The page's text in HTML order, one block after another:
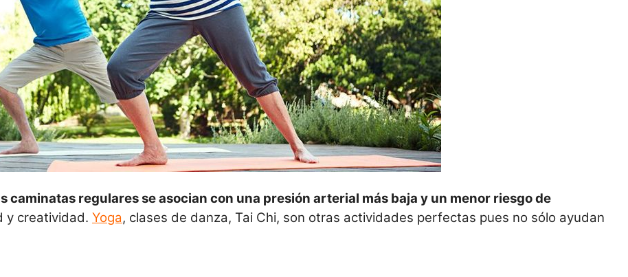
caminatas regulares se asocian con una presión arterial más baja y un menor riesgo de
y creatividad. Yoga, clases de danza, Tai Chi, son otras actividades perfectas pues no sólo ayudan